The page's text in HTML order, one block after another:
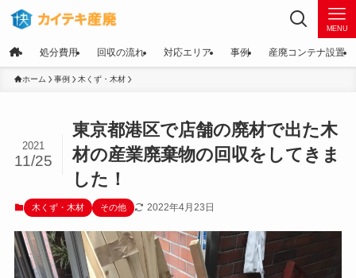
MENU
処分費用 回収の流れ 対応エリア 事例 産廃コンテナ設置
ホーム 事例 木くず・木材
東京都港区で店舗の廃材で出た木
材の産業廃棄物の回収をしてきま
した！
2021
11/25
木くず・木材 その他 2022年4月23日